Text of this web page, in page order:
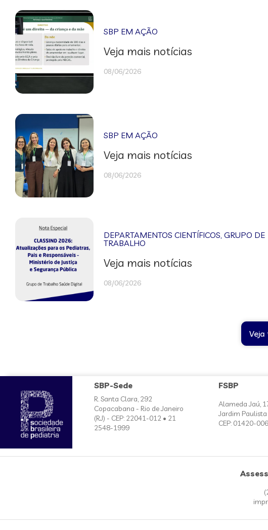
SBP EM AÇÃO
Veja mais notícias
08/06/2026
SBP EM AÇÃO
Veja mais notícias
08/06/2026
DEPARTAMENTOS CIENTÍFICOS,GRUPO DE
TRABALHO
Veja mais notícias
08/06/2026
SBP-Sede
R. Santa Clara, 292
Copacabana - Rio de Janeiro
(RJ) - CEP: 22041-012 • 21
2548-1999
FSBP
Alameda Jaú,
Jardim Paulista
CEP: 01420-